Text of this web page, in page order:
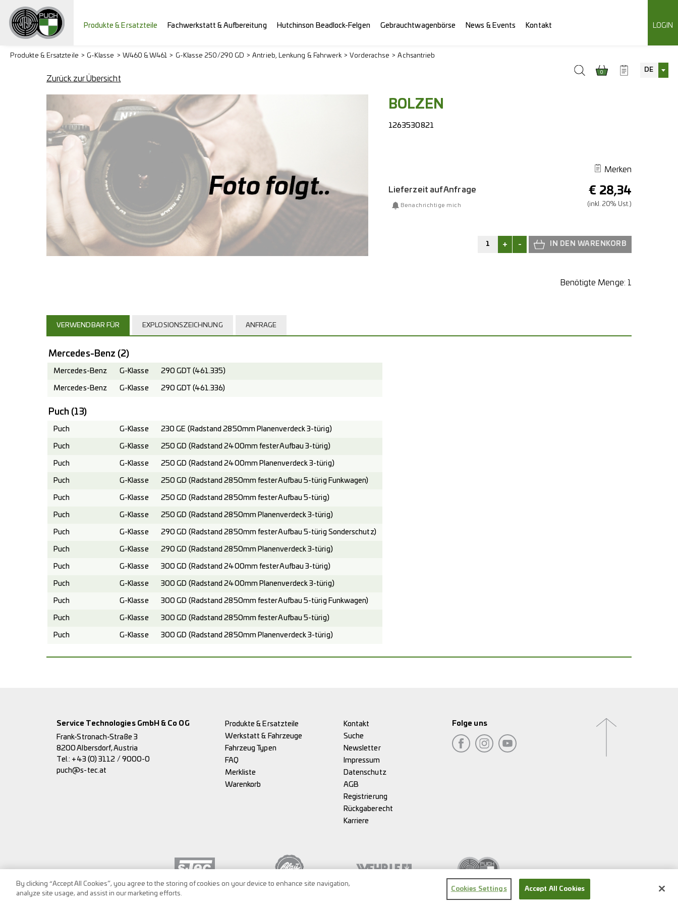
Produkte & Ersatzteile Fachwerkstatt & Aufbereitung Hutchinson Beadlock-Felgen Gebrauchtwagenbörse News & Events Kontakt LOGIN
0 DE
Produkte & Ersatzteile G-Klasse W460 & W461 G-Klasse 250/290 GD Antrieb, Lenkung & Fahrwerk Vorderachse Achsantrieb
Zurück zur Übersicht
BOLZEN
1263530821
Merken
€ 28,34
(inkl. 20% Ust.)
Lieferzeit auf Anfrage
Benachrichtige mich
+ -
Benötigte Menge: 1
VERWENDBAR FÜR EXPLOSIONSZEICHNUNG ANFRAGE
Mercedes-Benz (2)
Mercedes-Benz G-Klasse 290 GDT (461.335)
Mercedes-Benz G-Klasse 290 GDT (461.336)
Puch (13)
Puch G-Klasse 230 GE (Radstand 2850mm Planenverdeck 3-türig)
Puch G-Klasse 250 GD (Radstand 2400mm fester Aufbau 3-türig)
Puch G-Klasse 250 GD (Radstand 2400mm Planenverdeck 3-türig)
Puch G-Klasse 250 GD (Radstand 2850mm fester Aufbau 5-türig Funkwagen)
Puch G-Klasse 250 GD (Radstand 2850mm fester Aufbau 5-türig)
Puch G-Klasse 250 GD (Radstand 2850mm Planenverdeck 3-türig)
Puch G-Klasse 290 GD (Radstand 2850mm fester Aufbau 5-türig Sonderschutz)
Puch G-Klasse 290 GD (Radstand 2850mm Planenverdeck 3-türig)
Puch G-Klasse 300 GD (Radstand 2400mm fester Aufbau 3-türig)
Puch G-Klasse 300 GD (Radstand 2400mm Planenverdeck 3-türig)
Puch G-Klasse 300 GD (Radstand 2850mm fester Aufbau 5-türig Funkwagen)
Puch G-Klasse 300 GD (Radstand 2850mm fester Aufbau 5-türig)
Puch G-Klasse 300 GD (Radstand 2850mm Planenverdeck 3-türig)
Service Technologies GmbH & Co OG
Frank-Stronach-Straße 3
8200 Albersdorf, Austria
Tel.: +43 (0) 3112 / 9000-0
puch@s-tec.at
Produkte & Ersatzteile
Werkstatt & Fahrzeuge
Fahrzeug Typen
FAQ
Merkliste
Warenkorb
Kontakt
Suche
Newsletter
Impressum
Datenschutz
AGB
Registrierung
Rückgaberecht
Karriere
Folge uns
By clicking “Accept All Cookies”, you agree to the storing of cookies on your device to enhance site navigation,
analyze site usage, and assist in our marketing efforts.
Cookies Settings Accept All Cookies